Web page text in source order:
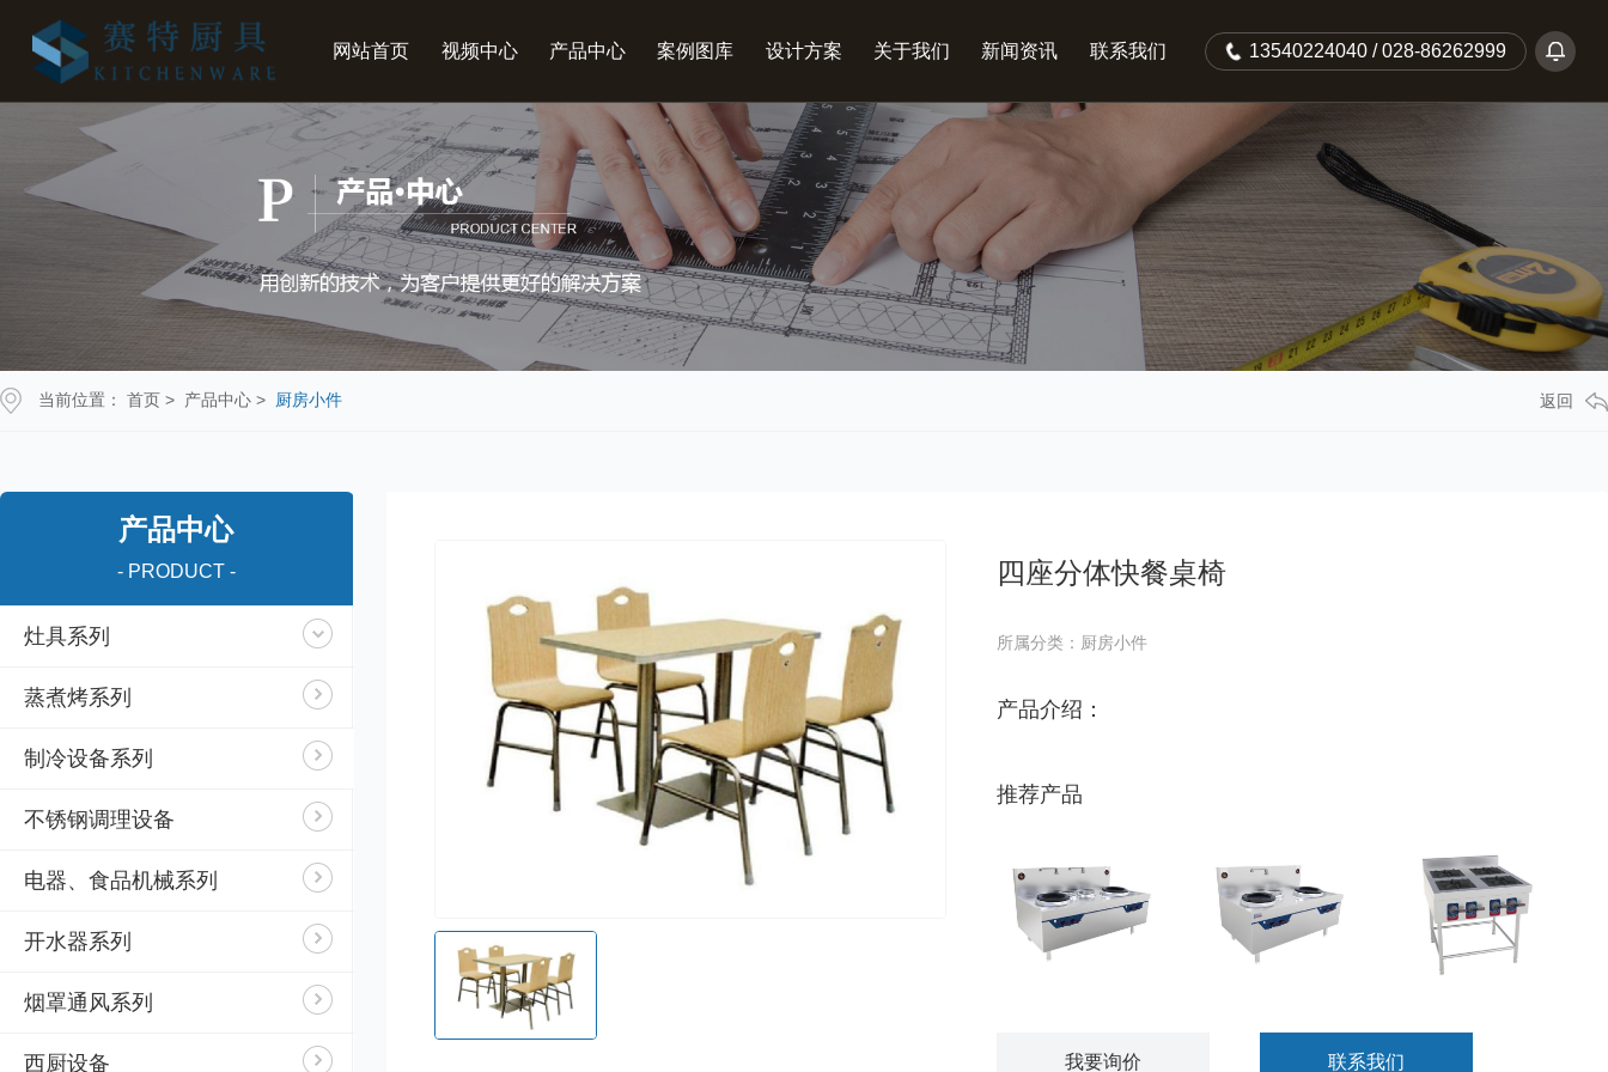
网站首页 视频中心 产品中心 案例图库 设计方案 关于我们 新闻资讯 联系我们 13540224040 / 028-86262999
当前位置： 首页 > 产品中心 > 厨房小件 返回
产品中心
- PRODUCT -
灶具系列
蒸煮烤系列
制冷设备系列
不锈钢调理设备
电器、食品机械系列
开水器系列
烟罩通风系列
西厨设备
四座分体快餐桌椅
所属分类：厨房小件
产品介绍：
推荐产品
我要询价 联系我们